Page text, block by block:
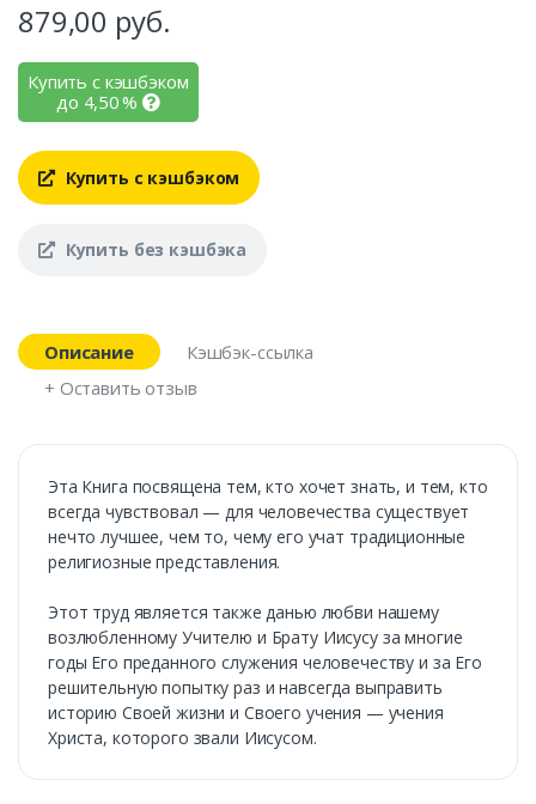
879,00 руб.
Купить с кэшбэком
до 4,50%
Купить с кэшбэком
Купить без кэшбэка
Описание
Кэшбэк-ссылка
+ Оставить отзыв
Эта Книга посвящена тем, кто хочет знать, и тем, кто
всегда чувствовал — для человечества существует
нечто лучшее, чем то, чему его учат традиционные
религиозные представления.
Этот труд является также данью любви нашему
возлюбленному Учителю и Брату Иисусу за многие
годы Его преданного служения человечеству и за Его
решительную попытку раз и навсегда выправить
историю Своей жизни и Своего учения — учения
Христа, которого звали Иисусом.